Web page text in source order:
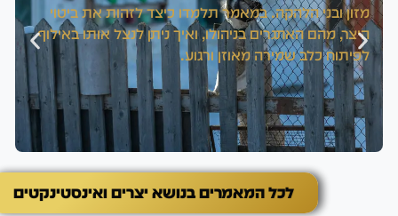
מזון ובני הלהקה. במאמר תלמדו כיצד לזהות את ביטוי
היצר, מהם האתגרים בניהולו, ואיך ניתן לנצל אותו באילוף
לפיתוח כלב שמירה מאוזן ורגוע.
לכל המאמרים בנושא יצרים ואינסטינקטים